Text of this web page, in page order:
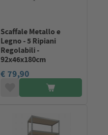
Scaffale Metallo e
Legno - 5 Ripiani
Regolabili -
92x46x180cm
€ 79,90